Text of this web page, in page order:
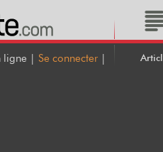
ligne | Se connecter |